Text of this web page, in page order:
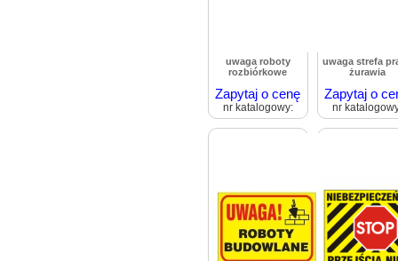
uwaga roboty
rozbiórkowe
Zapytaj o cenę
nr katalogowy:
uwaga strefa
żurawia
Zapytaj o
nr